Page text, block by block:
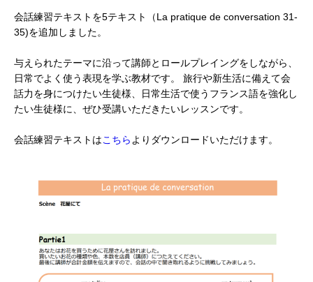
会話練習テキストを5テキスト（La pratique de conversation 31-
35)を追加しました。
与えられたテーマに沿って講師とロールプレイングをしながら、
日常でよく使う表現を学ぶ教材です。 旅行や新生活に備えて会
話力を身につけたい生徒様、日常生活で使うフランス語を強化し
たい生徒様に、ぜひ受講いただきたいレッスンです。
会話練習テキストはこちら よりダウンロードいただけます。